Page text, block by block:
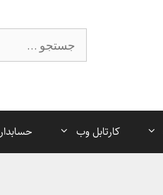
کارتابل وب